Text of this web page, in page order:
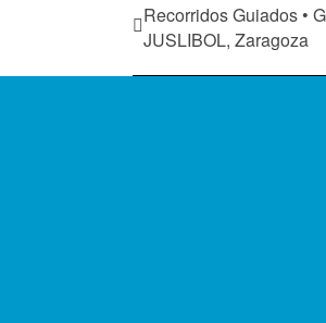
Recorridos Guiados •
JUSLIBOL, Zaragoza